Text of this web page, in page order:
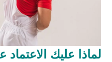
لماذا عليك